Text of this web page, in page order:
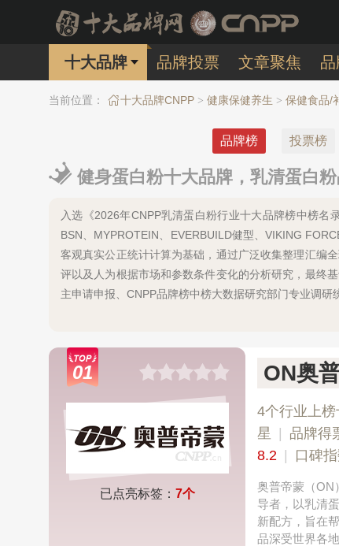
十大品牌 品牌投票 文章聚焦
当前位置： 十大品牌CNPP > 健康保健养生 > 保健食品/
品牌榜 投票榜
健身蛋白粉十大品牌，乳清蛋白
入选《2026年CNPP乳清蛋白粉行业十大品牌榜中榜名
BSN、MYPROTEIN、EVERBUILD健型、VIKING
客观真实公正统计计算为基础，通过广泛收集整理汇编
评以及人为根据市场和参数条件变化的分析研究，最终
主申请申报、CNPP品牌榜中榜大数据研究部门专业调研
01
已点亮标签： 7个
ON奥
4个行业上
星
品牌得
8.2
口碑
奥普帝蒙（ON
导者，以乳清
新配方，旨在
品深受世界各